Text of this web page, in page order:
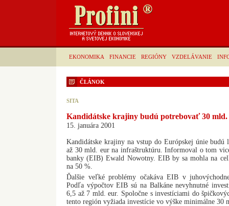
EKONOMIKA FINANCIE REGIÓNY VZDELÁVANIE
ČLÁNOK
SITA
Kandidátske krajiny budú potrebovať 30
15. januára 2001
Kandidátske krajiny na vstup do Európskej únie
až 30 mld. eur na infraštruktúru. Informoval o tom
banky (EIB) Ewald Nowotny. EIB by sa mohla na
na 50 %.
Ďalšie veľké problémy očakáva EIB v
Podľa výpočtov EIB sú na Balkáne nevyhnutné
6,5 až 7 mld. eur. Spoločne s investíciami do
tento región vyžiada investície vo výške minimálne 30